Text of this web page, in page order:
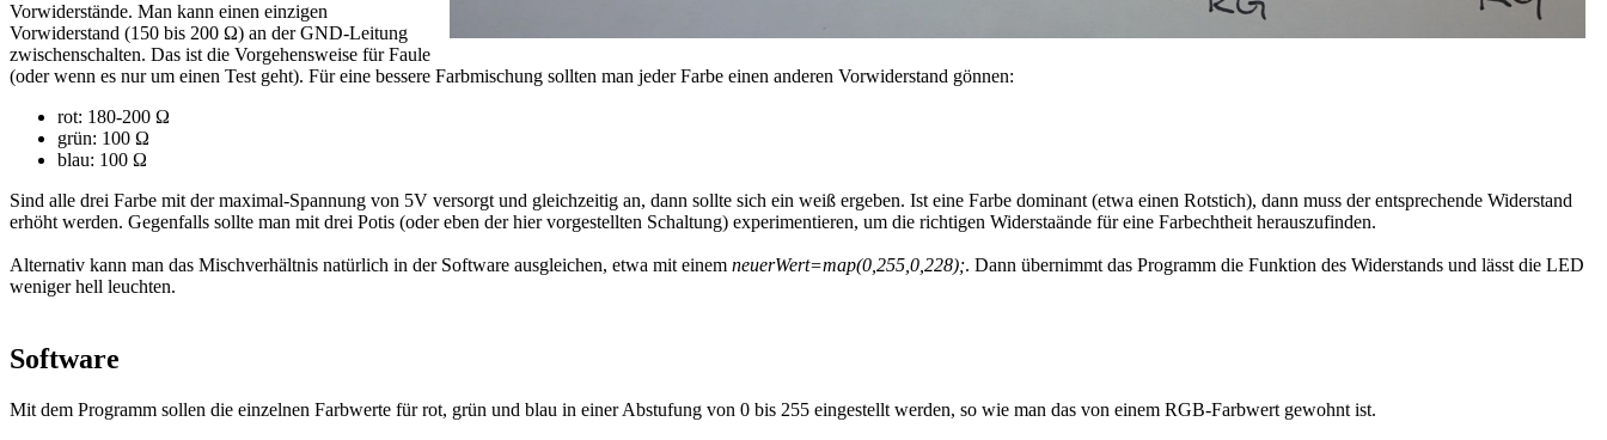
Vorwiderstände. Man kann einen einzigen
Vorwiderstand (150 bis 200 Ω) an der GND-Leitung
zwischenschalten. Das ist die Vorgehensweise für Faule
(oder wenn es nur um einen Test geht). Für eine bessere Farbmischung sollten man jeder Farbe einen anderen Vorwiderstand gönnen:
rot: 180-200 Ω
grün: 100 Ω
blau: 100 Ω
Sind alle drei Farbe mit der maximal-Spannung von 5V versorgt und gleichzeitig an, dann sollte sich ein weiß ergeben. Ist eine Farbe dominant (etwa einen Rotstich), dann muss der entsprechende Widerstand
erhöht werden. Gegenfalls sollte man mit drei Potis (oder eben der hier vorgestellten Schaltung) experimentieren, um die richtigen Widerstaände für eine Farbechtheit herauszufinden.
Alternativ kann man das Mischverhältnis natürlich in der Software ausgleichen, etwa mit einem neuerWert=map(0,255,0,228);. Dann übernimmt das Programm die Funktion des Widerstands und lässt die LED
weniger hell leuchten.
Software
Mit dem Programm sollen die einzelnen Farbwerte für rot, grün und blau in einer Abstufung von 0 bis 255 eingestellt werden, so wie man das von einem RGB-Farbwert gewohnt ist.